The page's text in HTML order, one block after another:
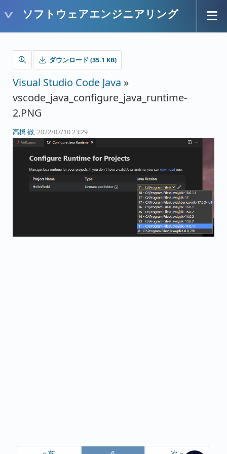
ソフトウェアエンジニアリング
ダウンロード (35.1 KB)
Visual Studio Code Java »
vscode_java_configure_java_runtime-
2.PNG
高橋 徹, 2022/07/10 23:29